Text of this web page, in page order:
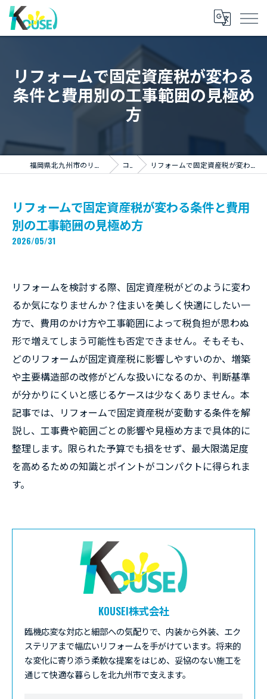
リフォームで固定資産税が変わる
条件と費用別の工事範囲の見極め
方
福岡県北九州市のリフォームならKOUSEI株式会社 コラム リフォームで固定資産税が変わる条件と費用別の工事範囲の見極め方
リフォームで固定資産税が変わる条件と費用
別の工事範囲の見極め方
2026/05/31
リフォームを検討する際、固定資産税がどのように変わ
るか気になりませんか？住まいを美しく快適にしたい一
方で、費用のかけ方や工事範囲によって税負担が思わぬ
形で増えてしまう可能性も否定できません。そもそも、
どのリフォームが固定資産税に影響しやすいのか、増築
や主要構造部の改修がどんな扱いになるのか、判断基準
が分かりにくいと感じるケースは少なくありません。本
記事では、リフォームで固定資産税が変動する条件を解
説し、工事費や範囲ごとの影響や見極め方まで具体的に
整理します。限られた予算でも損をせず、最大限満足度
を高めるための知識とポイントがコンパクトに得られま
す。
KOUSEI株式会社
臨機応変な対応と細部への気配りで、内装から外装、エク
ステリアまで幅広いリフォームを手がけています。将来的
な変化に寄り添う柔軟な提案をはじめ、妥協のない施工を
通じて快適な暮らしを北九州市で支えます。